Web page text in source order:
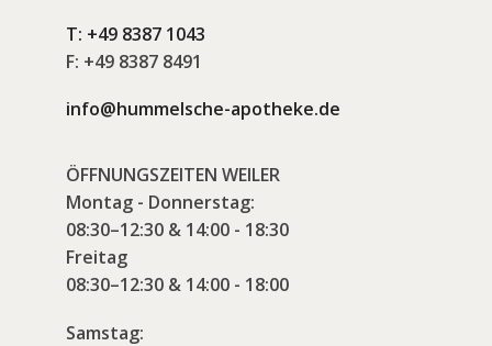
T: +49 8387 1043
F: +49 8387 8491
info@hummelsche-apotheke.de
ÖFFNUNGSZEITEN WEILER
Montag - Donnerstag:
08:30–12:30 & 14:00 - 18:30
Freitag
08:30–12:30 & 14:00 - 18:00
Samstag: